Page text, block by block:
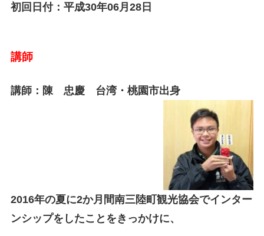
初回日付：平成30年06月28日
講師
講師：陳 忠慶 台湾・桃園市出身
2016年の夏に2か月間南三陸町観光協会でインター
ンシップをしたことをきっかけに、